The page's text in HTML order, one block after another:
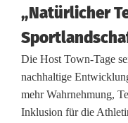
d
e
n
t
„Natürlicher
Die Host Town-Tage
nachhaltige
mehr Wahrnehmung,
Inklusion für die